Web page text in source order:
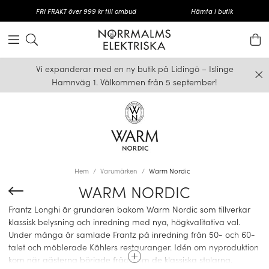
FRI FRAKT över 999 kr till ombud Hämta i butik
Vi expanderar med en ny butik på Lidingö – Islinge
Hamnväg 1. Välkommen från 5 september!
Hem Varumärken Warm Nordic
WARM NORDIC
Frantz Longhi är grundaren bakom Warm Nordic som tillverkar
klassisk belysning och inredning med nya, högkvalitativa val.
Under många år samlade Frantz på inredning från 50- och 60-
talet och möblerade Kählers restauranger. Idén om nyproduktion
kom när gästerna började fråga om de klassiska stolarna,